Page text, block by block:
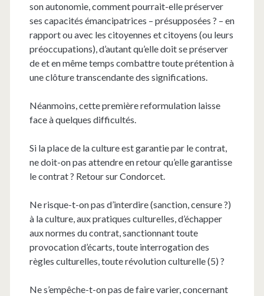
son autonomie, comment pourrait-elle préserver
ses capacités émancipatrices – présupposées ? – en
rapport ou avec les citoyennes et citoyens (ou leurs
préoccupations), d’autant qu’elle doit se préserver
de et en même temps combattre toute prétention à
une clôture transcendante des significations.
Néanmoins, cette première reformulation laisse
face à quelques difficultés.
Si la place de la culture est garantie par le contrat,
ne doit-on pas attendre en retour qu’elle garantisse
le contrat ? Retour sur Condorcet.
Ne risque-t-on pas d’interdire (sanction, censure ?)
à la culture, aux pratiques culturelles, d’échapper
aux normes du contrat, sanctionnant toute
provocation d’écarts, toute interrogation des
règles culturelles, toute révolution culturelle (5) ?
Ne s’empêche-t-on pas de faire varier, concernant